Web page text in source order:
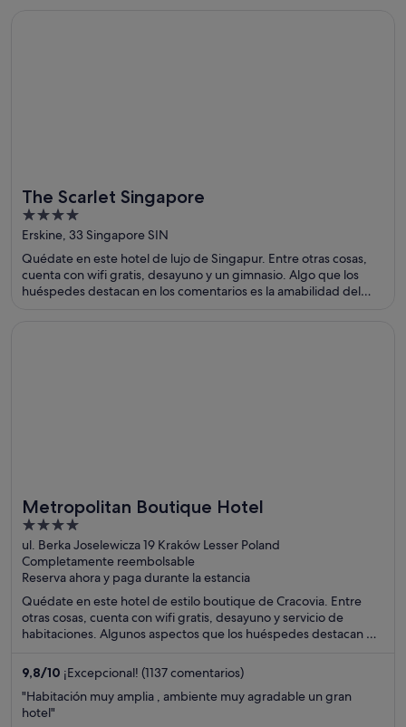
The Scarlet Singapore
4
out
of
5
Erskine, 33 Singapore SIN
Quédate en este hotel de lujo de Singapur. Entre otras cosas,
cuenta con wifi gratis, desayuno y un gimnasio. Algo que los
huéspedes destacan en los comentarios es la amabilidad del
Metropolitan Boutique Hotel
4
out
of
5
ul. Berka Joselewicza 19 Kraków Lesser Poland
Completamente reembolsable
Reserva ahora y paga durante la estancia
Quédate en este hotel de estilo boutique de Cracovia. Entre
otras cosas, cuenta con wifi gratis, desayuno y servicio de
habitaciones. Algunos aspectos que los huéspedes destacan en
restaurante. Dos atracciones turísticas populares que se
encuentran cerca son Plaza del mercado principal y Castillo de
Wawel.
9,8/10 ¡Excepcional! (1137 comentarios)
"Habitación muy amplia , ambiente muy agradable un gran
hotel"